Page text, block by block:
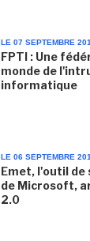
LE 07 SEPTEMBRE
FPTI : Une
monde de
informatique
LE 06 SEPTEMBRE
Emet, l'outil
de Microsoft,
2.0